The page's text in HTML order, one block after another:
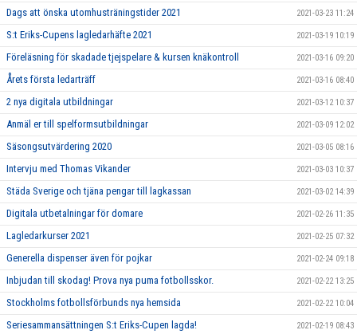
Dags att önska utomhusträningstider 2021 2021-03-23 11:24
S:t Eriks-Cupens lagledarhäfte 2021 2021-03-19 10:19
Föreläsning för skadade tjejspelare & kursen knäkontroll 2021-03-16 09:20
Årets första ledarträff 2021-03-16 08:40
2 nya digitala utbildningar 2021-03-12 10:37
Anmäl er till spelformsutbildningar 2021-03-09 12:02
Säsongsutvärdering 2020 2021-03-05 08:16
Intervju med Thomas Vikander 2021-03-03 10:37
Städa Sverige och tjäna pengar till lagkassan 2021-03-02 14:39
Digitala utbetalningar för domare 2021-02-26 11:35
Lagledarkurser 2021 2021-02-25 07:32
Generella dispenser även för pojkar 2021-02-24 09:18
Inbjudan till skodag! Prova nya puma fotbollsskor. 2021-02-22 13:25
Stockholms fotbollsförbunds nya hemsida 2021-02-22 10:04
Seriesammansättningen S:t Eriks-Cupen lagda! 2021-02-19 08:43